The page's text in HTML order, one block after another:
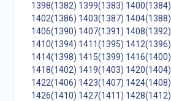
1398(1382) 1399(1383) 1400(1384)
1402(1386) 1403(1387) 1404(1388)
1406(1390) 1407(1391) 1408(1392)
1410(1394) 1411(1395) 1412(1396)
1414(1398) 1415(1399) 1416(1400)
1418(1402) 1419(1403) 1420(1404)
1422(1406) 1423(1407) 1424(1408)
1426(1410) 1427(1411) 1428(1412)